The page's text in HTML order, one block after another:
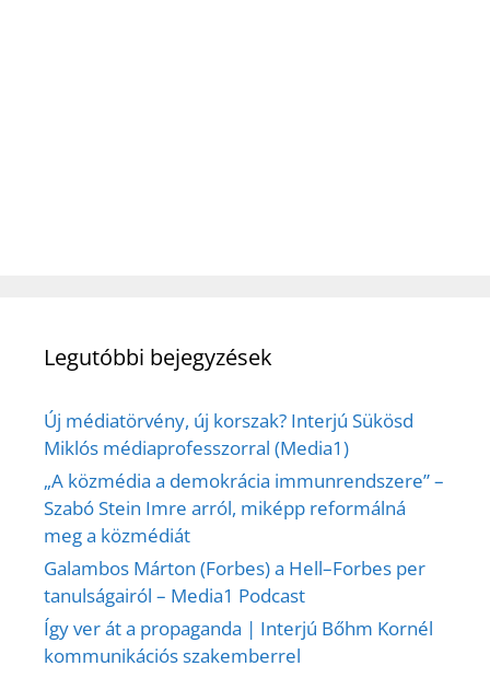
Legutóbbi bejegyzések
Új médiatörvény, új korszak? Interjú Sükösd
Miklós médiaprofesszorral (Media1)
„A közmédia a demokrácia immunrendszere” –
Szabó Stein Imre arról, miképp reformálná
meg a közmédiát
Galambos Márton (Forbes) a Hell–Forbes per
tanulságairól – Media1 Podcast
Így ver át a propaganda | Interjú Bőhm Kornél
kommunikációs szakemberrel